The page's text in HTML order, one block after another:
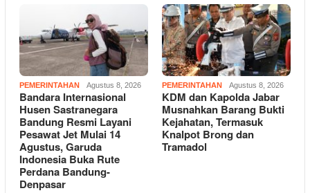
PEMERINTAHAN Agustus 8, 2026
Bandara Internasional
Husen Sastranegara
Bandung Resmi Layani
Pesawat Jet Mulai 14
Agustus, Garuda
Indonesia Buka Rute
Perdana Bandung-
Denpasar
PEMERINTAHAN Agustus 8, 2026
KDM dan Kapolda Jabar
Musnahkan Barang Bukti
Kejahatan, Termasuk
Knalpot Brong dan
Tramadol